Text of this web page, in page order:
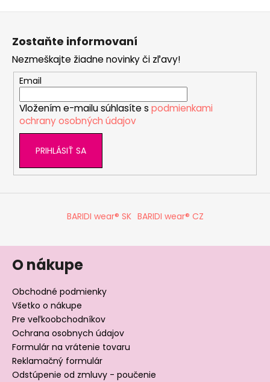
v
á
d
a
c
i
e
p
r
v
ý
i
u
Zostaňte informovaní
Nezmeškajte žiadne novinky či zľavy!
Email
Vložením e-mailu súhlasíte s podmienkami
ochrany osobných údajov
PRIHLÁSIŤ SA
BARIDI wear® SK BARIDI wear® CZ
O nákupe
Obchodné podmienky
Všetko o nákupe
Pre veľkoobchodníkov
Ochrana osobnych údajov
Formulár na vrátenie tovaru
Reklamačný formulár
Odstúpenie od zmluvy - poučenie